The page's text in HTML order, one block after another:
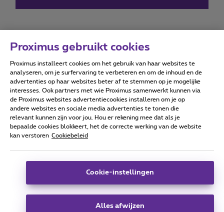
Forumvoorwaarden Accessibility statement
Alle rechten voorbehouden. © Proximus
Algemene voorwaarden, consumenteninfo
Deze website is gecreëerd en wordt beheerd conform het
Koning Albert II-laan 27 - B-1030 Brussel.
Proximus gebruikt cookies
Proximus installeert cookies om het gebruik van haar websites te
analyseren, om je surfervaring te verbeteren en om de inhoud en de
advertenties op haar websites beter af te stemmen op je mogelijke
interesses. Ook partners met wie Proximus samenwerkt kunnen via
de Proximus websites advertentiecookies installeren om je op
andere websites en sociale media advertenties te tonen die
relevant kunnen zijn voor jou. Hou er rekening mee dat als je
bepaalde cookies blokkeert, het de correcte werking van de website
kan verstoren Cookiebeleid
Cookie-instellingen
Alles afwijzen